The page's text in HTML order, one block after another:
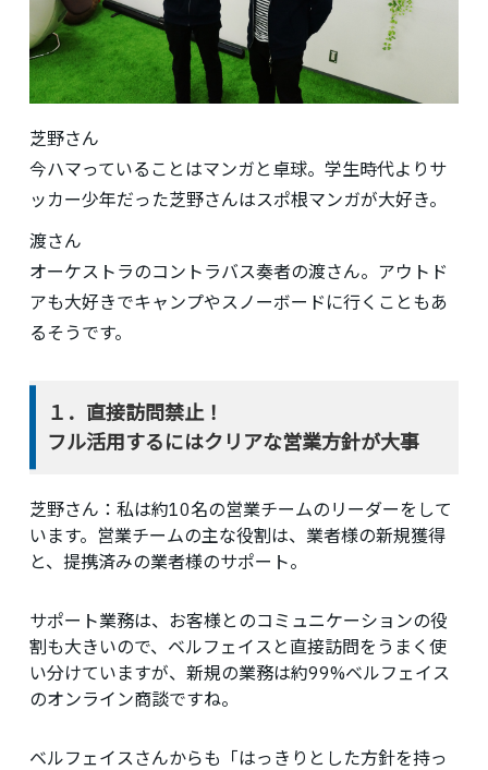
芝野さん
今ハマっていることはマンガと卓球。学生時代よりサ
ッカー少年だった芝野さんはスポ根マンガが大好き。
渡さん
オーケストラのコントラバス奏者の渡さん。アウトド
アも大好きでキャンプやスノーボードに行くこともあ
るそうです。
１．直接訪問禁止！
フル活用するにはクリアな営業方針が大事
芝野さん：私は約10名の営業チームのリーダーをして
います。営業チームの主な役割は、業者様の新規獲得
と、提携済みの業者様のサポート。
サポート業務は、お客様とのコミュニケーションの役
割も大きいので、ベルフェイスと直接訪問をうまく使
い分けていますが、新規の業務は約99%ベルフェイス
のオンライン商談ですね。
ベルフェイスさんからも「はっきりとした方針を持っ